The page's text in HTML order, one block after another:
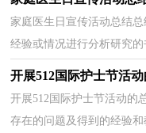
家庭医生日宣传活动总结
经验或情况进行分析研究
的感性认知上升到全面的
开展512国际护士节活
开展512国际护士节活动的
存在的问题及得到的经验